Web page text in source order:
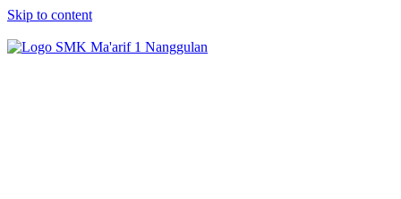
Skip to content